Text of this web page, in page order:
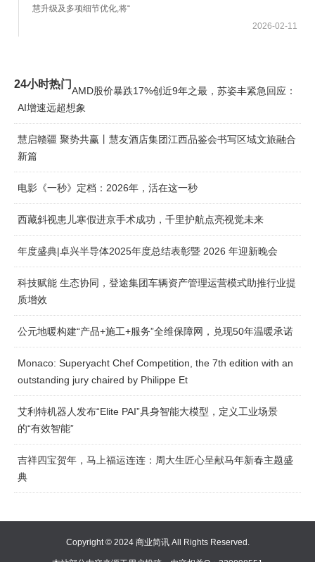
慧升级及多项细节优化,将“
2026-02-11
24小时热门
AMD股价暴跌17%创近9年之最，苏姿丰紧急回应：
AI增速远超想象
慧启赣疆 聚势共赢丨慧友酒店集团江西品鉴会书写区域文旅融合
新篇
电影《一秒》定档：2026年，活在这一秒
西藏斜视患儿寒假进京手术成功，千里护航点亮视觉未来
年度盛典|卓兴半导体2025年度总结表彰暨 2026 年迎新晚会
科技赋能 生态协同，登途集团车辆资产管理运营模式助推行业提
质增效
公元地暖构建“产品+施工+服务”全维保障网，兑现50年温暖承诺
Monaco: Superyacht Chef Competition, the 7th edition with an
outstanding jury chaired by Philippe Et
艾利特机器人发布“Elite PAI”具身智能大模型，定义工业场景
的“有效智能”
吉祥四宝贺年，马上福运连连：周大生匠心呈献马年新春主题盛
典
Copyright © 2024 商业简讯 All Rights Reserved.